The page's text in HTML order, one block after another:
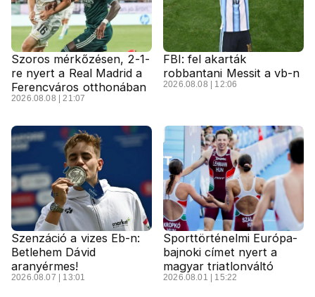
Szoros mérkőzésen, 2-1-
re nyert a Real Madrid a
Ferencváros otthonában
2026.08.08 | 21:07
FBI: fel akarták
robbantani Messit a vb-n
2026.08.08 | 12:06
Szenzáció a vizes Eb-n:
Betlehem Dávid
aranyérmes!
2026.08.07 | 13:01
Sporttörténelmi Európa-
bajnoki címet nyert a
magyar triatlonváltó
2026.08.01 | 15:22